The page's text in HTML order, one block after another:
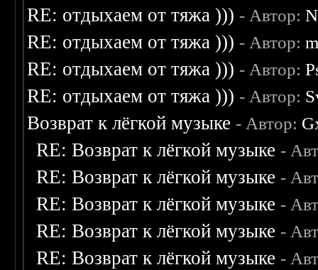
RE: отдыхаем от тяжа ))) - Автор:
RE: отдыхаем от тяжа ))) - Автор:
RE: отдыхаем от тяжа ))) - Автор:
RE: отдыхаем от тяжа ))) - Автор:
Возврат к лёгкой музыке - Автор:
RE: Возврат к лёгкой музыке -
RE: Возврат к лёгкой музыке -
RE: Возврат к лёгкой музыке -
RE: Возврат к лёгкой музыке -
RE: Возврат к лёгкой музыке -